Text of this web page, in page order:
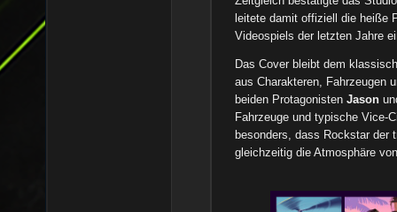
leitete damit offiziell die heiße
Videospiels der letzten Jahre
Das Cover bleibt dem
aus Charakteren, Fahrzeugen
beiden ProtagonistenJason
Fahrzeuge und typische Vice-
besonders, dass Rockstar der
gleichzeitig die Atmosphäre